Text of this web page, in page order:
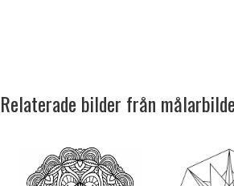
Relaterade bilder från